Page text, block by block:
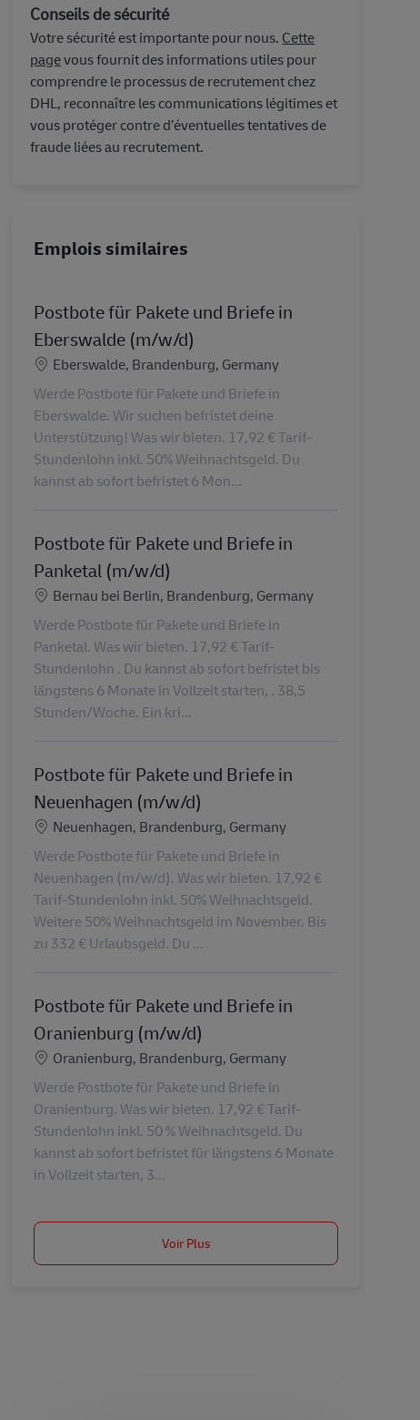
Conseils de sécurité
Votre sécurité est importante pour nous. Cette
pagevous fournit des informations utiles pour
comprendre le processus de recrutement chez
DHL, reconnaître les communications légitimes et
vous protéger contre d’éventuelles tentatives de
fraude liées au recrutement.
Emplois similaires
Postbote für Pakete und Briefe in
Eberswalde (m/w/d)
LieuEberswalde, Brandenburg, Germany
Werde Postbote für Pakete und Briefe in
Eberswalde. Wir suchen befristet deine
Unterstützung! Was wir bieten. 17,92 € Tarif-
Stundenlohn inkl. 50% Weihnachtsgeld. Du
kannst ab sofort befristet 6 Mon...
Postbote für Pakete und Briefe in
Panketal (m/w/d)
LieuBernau bei Berlin, Brandenburg, Germany
Werde Postbote für Pakete und Briefe in
Panketal. Was wir bieten. 17,92 € Tarif-
Stundenlohn . Du kannst ab sofort befristet bis
längstens 6 Monate in Vollzeit starten, . 38,5
Stunden/Woche. Ein kri...
Postbote für Pakete und Briefe in
Neuenhagen (m/w/d)
LieuNeuenhagen, Brandenburg, Germany
Werde Postbote für Pakete und Briefe in
Neuenhagen (m/w/d). Was wir bieten. 17,92 €
Tarif-Stundenlohn inkl. 50% Weihnachtsgeld.
Weitere 50% Weihnachtsgeld im November. Bis
zu 332 € Urlaubsgeld. Du ...
Postbote für Pakete und Briefe in
Oranienburg (m/w/d)
LieuOranienburg, Brandenburg, Germany
Werde Postbote für Pakete und Briefe in
Oranienburg. Was wir bieten. 17,92 € Tarif-
Stundenlohn inkl. 50 % Weihnachtsgeld. Du
kannst ab sofort befristet für längstens 6 Monate
in Vollzeit starten, 3...
Voir Plus